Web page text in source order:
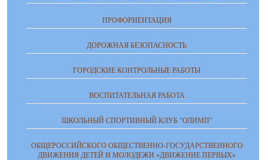
ПРОФОРИЕНТАЦИЯ
ДОРОЖНАЯ БЕЗОПАСНОСТЬ
ГОРОДСКИЕ КОНТРОЛЬНЫЕ РАБОТЫ
ВОСПИТАТЕЛЬНАЯ РАБОТА
ШКОЛЬНЫЙ СПОРТИВНЫЙ КЛУБ "ОЛИМП"
ОБЩЕРОССИЙСКОГО ОБЩЕСТВЕННО-ГОСУДАРСТВЕННОГО
ДВИЖЕНИЯ ДЕТЕЙ И МОЛОДЕЖИ «ДВИЖЕНИЕ ПЕРВЫХ»